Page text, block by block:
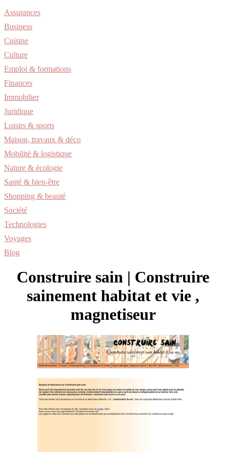
Assurances
Business
Cuisine
Culture
Emploi & formations
Finances
Immobilier
Juridique
Loisirs & sports
Maison, travaux & déco
Mobilité & logistique
Nature & écologie
Santé & bien-être
Shopping & beauté
Société
Technologies
Voyages
Blog
Construire sain | Construire
sainement habitat et vie ,
magnetiseur